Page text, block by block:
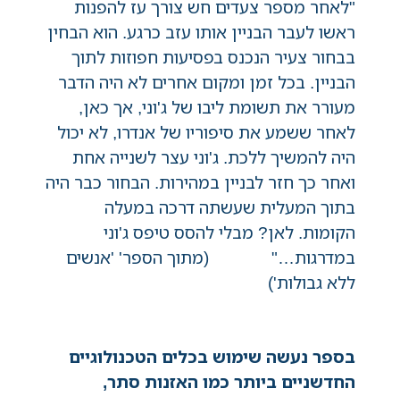
"לאחר מספר צעדים חש צורך עז להפנות
ראשו לעבר הבניין אותו עזב כרגע. הוא הבחין
בבחור צעיר הנכנס בפסיעות חפוזות לתוך
הבניין. בכל זמן ומקום אחרים לא היה הדבר
מעורר את תשומת ליבו של ג'וני, אך כאן,
לאחר ששמע את סיפוריו של אנדרו, לא יכול
היה להמשיך ללכת. ג'וני עצר לשנייה אחת
ואחר כך חזר לבניין במהירות. הבחור כבר היה
בתוך המעלית שעשתה דרכה במעלה
הקומות. לאן? מבלי להסס טיפס ג'וני
במדרגות…" (מתוך הספר' 'אנשים
ללא גבולות')
בספר נעשה שימוש בכלים הטכנולוגיים
החדשניים ביותר כמו האזנות סתר,